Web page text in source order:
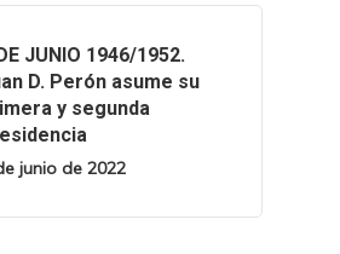
JUNIO 1946/1952.
D. Perón asume su
y segunda
junio de 2022